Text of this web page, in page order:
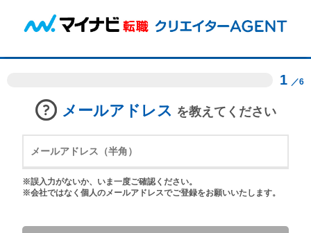
1 ／6
メールアドレス を教えてください
※誤入力がないか、いま一度ご確認ください。
※会社ではなく個人のメールアドレスでご登録をお願いいたします。